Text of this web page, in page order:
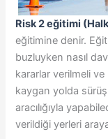
Risk 2 eğitimi
eğitimine denir.
buzluyken nasıl
kararlar verilmeli ve
kaygan yolda
aracılığıyla
verildiği yerleri